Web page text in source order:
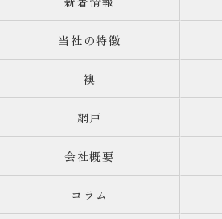
当社の特徴
襖
網戸
会社概要
コラム